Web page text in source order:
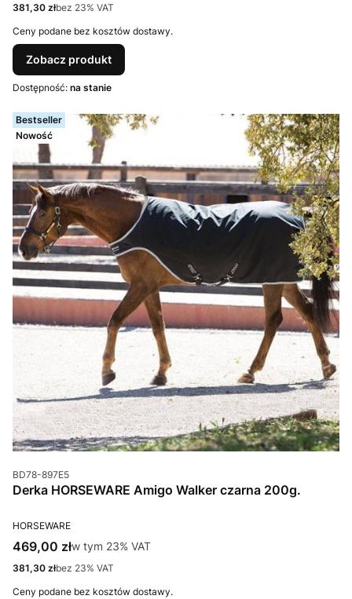
Cena netto
381,30 złbez 23% VAT
Ceny podane bez kosztów dostawy.
Zobacz produkt
Dostępność: na stanie
Bestseller
Nowość
Kod produktu
BD78-897E5
Derka HORSEWARE Amigo Walker czarna 200g.
PRODUCENT
HORSEWARE
Cena brutto
469,00 złw tym %s VAT
w tym 23% VAT
Cena netto
381,30 złbez 23% VAT
Ceny podane bez kosztów dostawy.